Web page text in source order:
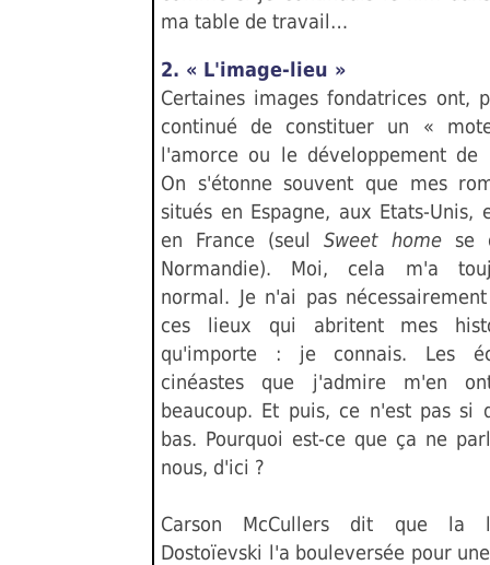
ma table de travail…
2. « L'image-lieu »
Certaines images fondatrices ont,
continué de constituer un «
l'amorce ou le développement de
On s'étonne souvent que mes
situés en Espagne, aux Etats-Unis,
en France (seulSweet home se
Normandie). Moi, cela m'a
normal. Je n'ai pas
ces lieux qui abritent mes
qu'importe : je connais. Les
cinéastes que j'admire m'en
beaucoup. Et puis, ce n'est pas si
bas. Pourquoi est-ce que ça ne
nous, d'ici ?
Carson McCullers dit que la
Dostoïevski l'a bouleversée pour